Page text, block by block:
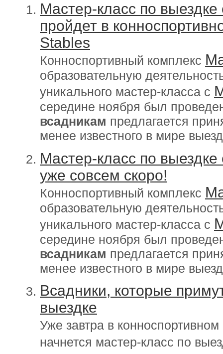
Мастер-класс по
пройдет в
Stables
Конноспортивный комплекс
образовательную
уникального мастер-класса с
середине ноября был
всадникам предлагается
менее известного в мире
Мастер-класс по
уже совсем скоро!
Конноспортивный комплекс
образовательную
уникального мастер-класса с
середине ноября был
всадникам предлагается
менее известного в мире
Всадники, которые
выездке
Уже завтра в
начнется мастер-класс по